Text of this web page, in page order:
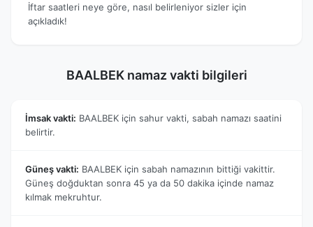
İftar saatleri neye göre, nasıl belirleniyor sizler için
açıkladık!
BAALBEK namaz vakti bilgileri
İmsak vakti: BAALBEK için sahur vakti, sabah namazı saatini
belirtir.
Güneş vakti: BAALBEK için sabah namazının bittiği vakittir.
Güneş doğduktan sonra 45 ya da 50 dakika içinde namaz
kılmak mekruhtur.